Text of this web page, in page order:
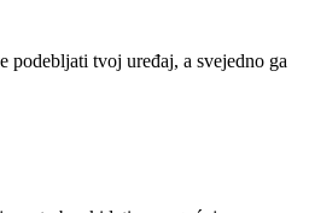
podebljati tvoj uređaj, a svejedno ga